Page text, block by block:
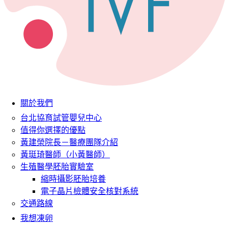
關於我們
台北協育試管嬰兒中心
值得你選擇的優點
黃建榮院長－醫療團隊介紹
黃珽琦醫師（小黃醫師）
生殖醫學胚胎實驗室
縮時攝影胚胎培養
電子晶片檢體安全核對系統
交通路線
我想凍卵